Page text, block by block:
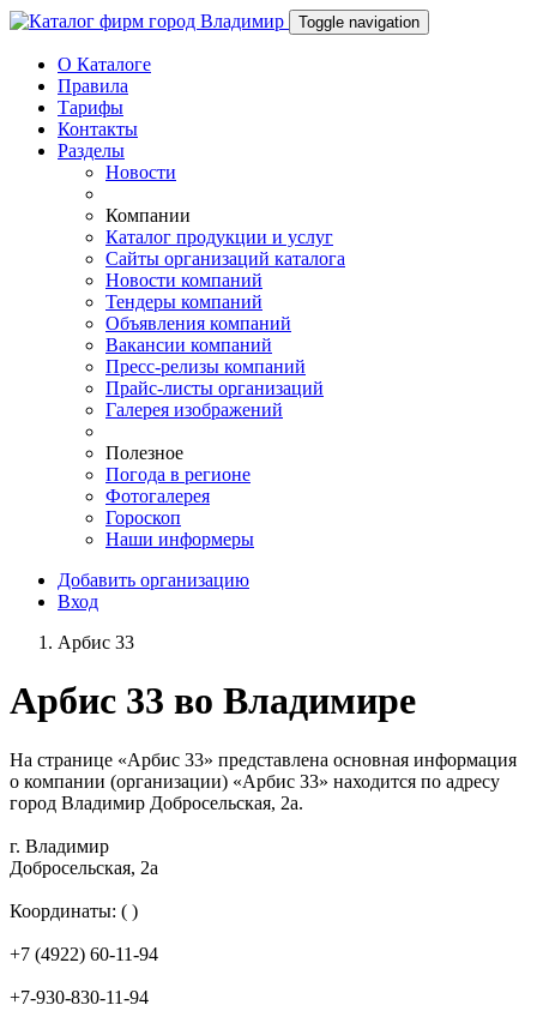
Toggle navigation
О Каталоге
Правила
Тарифы
Контакты
Разделы
Новости
Компании
Каталог продукции и услуг
Сайты организаций каталога
Новости компаний
Тендеры компаний
Объявления компаний
Вакансии компаний
Пресс-релизы компаний
Прайс-листы организаций
Галерея изображений
Полезное
Погода в регионе
Фотогалерея
Гороскоп
Наши информеры
Добавить организацию
Вход
Арбис 33
Арбис 33 во Владимире
На странице «Арбис 33» представлена основная информация
о компании (организации) «Арбис 33» находится по адресу
город Владимир Добросельская, 2а.
г. Владимир
Добросельская, 2а
Координаты: ( )
+7 (4922) 60-11-94
+7-930-830-11-94